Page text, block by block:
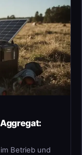
Betrieb und